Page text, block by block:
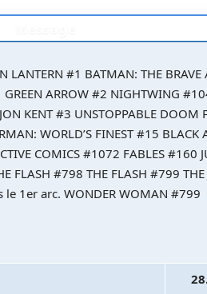
#1 BATMAN: THE BRAVE
ARROW #2 NIGHTWING
KENT #3 UNSTOPPABLE DOOM
WORLD’S FINEST #15
COMICS #1072 FABLES #160
#798 THE FLASH #799 THE
le 1er arc. WONDER WOMAN #799